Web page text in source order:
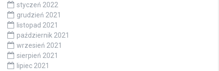
styczeń 2022
grudzień 2021
listopad 2021
październik 2021
wrzesień 2021
sierpień 2021
lipiec 2021